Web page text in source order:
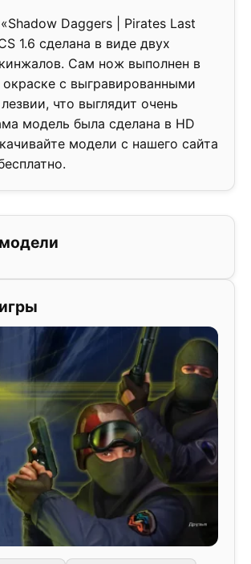
Daggers | Pirates Last
1.6 сделана в виде двух
Сам нож выполнен в
окраске с выгравированными
что выглядит очень
модель была сделана в HD
модели с нашего сайта